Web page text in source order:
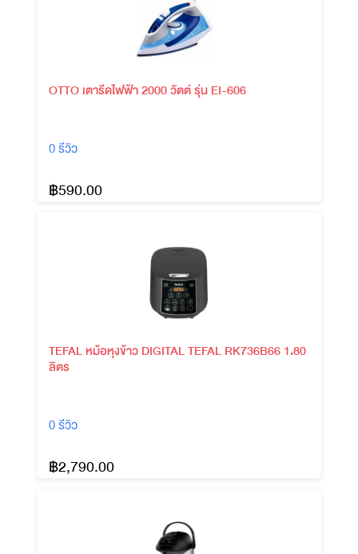
OTTO เตารีดไฟฟ้า 2000 วัตต์ รุ่น EI-606
0 รีวิว
฿590.00
TEFAL หม้อหุงข้าว DIGITAL TEFAL RK736B66 1.80
ลิตร
0 รีวิว
฿2,790.00